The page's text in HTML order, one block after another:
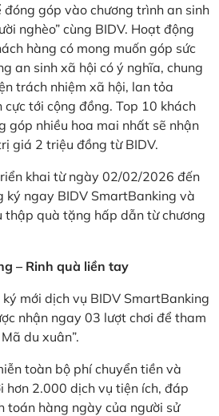
góp vào chương trình an sinh
nghèo” cùng BIDV. Hoạt động
hàng có mong muốn góp sức
an sinh xã hội có ý nghĩa, chung
trách nhiệm xã hội, lan tỏa
tới cộng đồng. Top 10 khách
góp nhiều hoa mai nhất sẽ nhận
giá 2 triệu đồng từ BIDV.
khai từ ngày 02/02/2026 đến
ngay BIDV SmartBanking và
thập quà tặng hấp dẫn từ chương
– Rinh quà liền tay
mới dịch vụ BIDV SmartBanking
nhận ngay 03 lượt chơi để tham
du xuân”.
toàn bộ phí chuyển tiền và
hơn 2.000 dịch vụ tiện ích, đáp
toán hàng ngày của người sử